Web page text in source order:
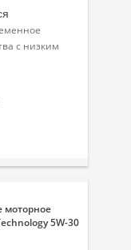
с низким
моторное
5W-30